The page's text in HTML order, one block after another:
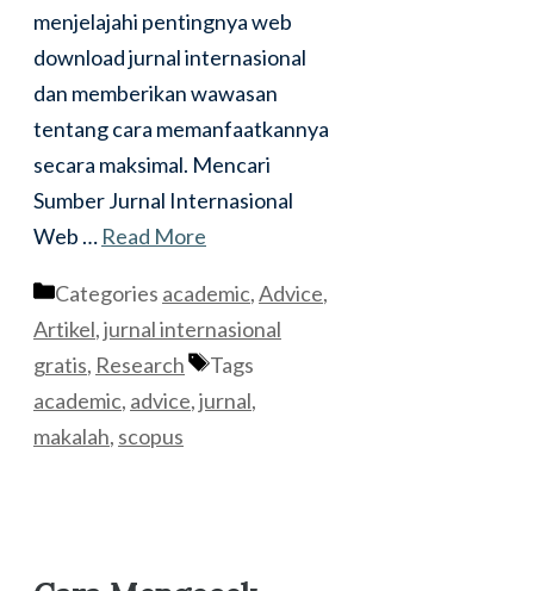
menjelajahi pentingnya web
download jurnal internasional
dan memberikan wawasan
tentang cara memanfaatkannya
secara maksimal. Mencari
Sumber Jurnal Internasional
Web … Read More
Categories academic,Advice,
Artikel,jurnal internasional
gratis, Research
Tags
academic, advice,jurnal,
makalah, scopus